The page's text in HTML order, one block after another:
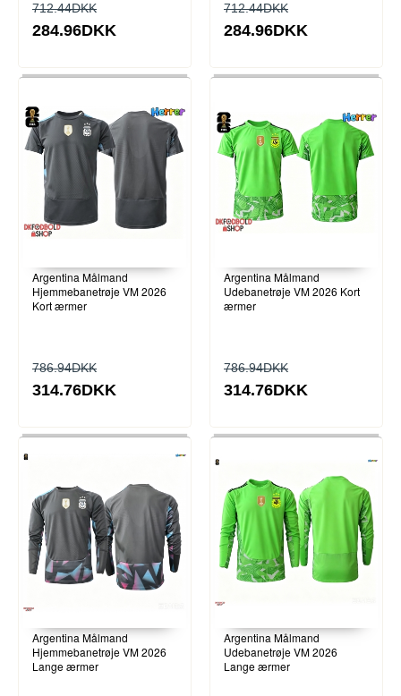
712.44DKK
284.96DKK
712.44DKK
284.96DKK
Argentina Målmand
Hjemmebanetrøje VM 2026
Kort ærmer
786.94DKK
314.76DKK
Argentina Målmand
Udebanetrøje VM 2026 Kort
ærmer
786.94DKK
314.76DKK
Argentina Målmand
Hjemmebanetrøje VM 2026
Lange ærmer
Argentina Målmand
Udebanetrøje VM 2026
Lange ærmer